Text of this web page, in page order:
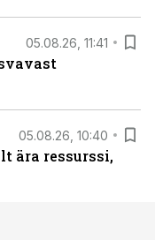
05.08.26, 11:41
05.08.26, 10:40
ära ressurssi,